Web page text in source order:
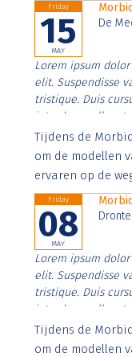
Friday
15
MAY
De
Lorem ipsum
elit. Suspendisse
tristique. Duis
interdum nulla, ut
Aenean faucibus
imperdiet. Nunc
Tijdens de
om de modellen
ervaren op de
Friday
08
MAY
Lorem ipsum
elit. Suspendisse
tristique. Duis
interdum nulla, ut
Aenean faucibus
imperdiet. Nunc
Tijdens de
om de modellen